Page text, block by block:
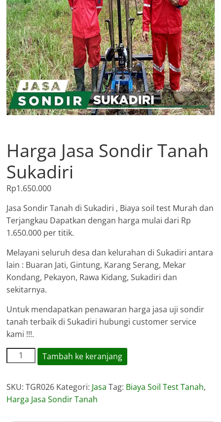
Harga Jasa Sondir Tanah
Sukadiri
Rp1.650.000
Jasa Sondir Tanah di Sukadiri , Biaya soil test Murah dan
Terjangkau Dapatkan dengan harga mulai dari Rp
1.650.000 per titik.
Melayani seluruh desa dan kelurahan di Sukadiri antara
lain : Buaran Jati, Gintung, Karang Serang, Mekar
Kondang, Pekayon, Rawa Kidang, Sukadiri dan
sekitarnya.
Untuk mendapatkan penawaran harga jasa uji sondir
tanah terbaik di Sukadiri hubungi customer service
kami !!!.
Kuantitas
Harga
Sondir
Tanah
Tambah ke keranjang
SKU:TGR026 Kategori: Jasa Tag: Biaya Soil Test Tanah,
Harga Jasa Sondir Tanah